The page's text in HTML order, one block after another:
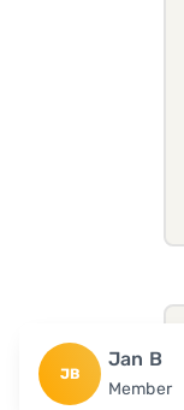
JB
Jan B
Member